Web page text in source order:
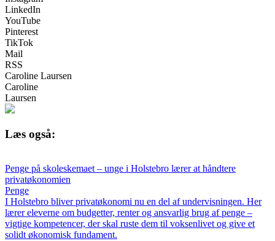
LinkedIn
YouTube
Pinterest
TikTok
Mail
RSS
Caroline Laursen
Caroline
Laursen
Læs også:
Penge på skoleskemaet – unge i Holstebro lærer at håndtere
privatøkonomien
Penge
I Holstebro bliver privatøkonomi nu en del af undervisningen. Her
lærer eleverne om budgetter, renter og ansvarlig brug af penge –
vigtige kompetencer, der skal ruste dem til voksenlivet og give et
solidt økonomisk fundament.